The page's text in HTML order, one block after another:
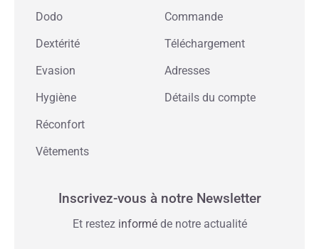
Dodo
Dextérité
Evasion
Hygiène
Réconfort
Vêtements
Commande
Téléchargement
Adresses
Détails du compte
Inscrivez-vous à notre Newsletter
Et restez informéde notre actualité